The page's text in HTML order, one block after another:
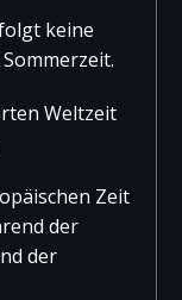
keine
Weltzeit
Zeit
der
der